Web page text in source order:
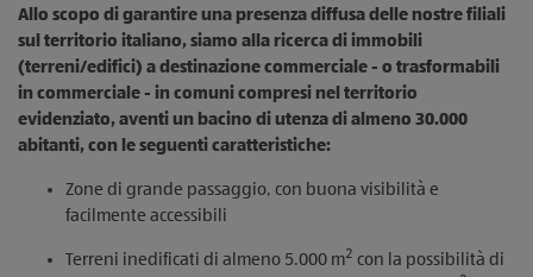
Allo scopo di garantire una presenza diffusa delle nostre filiali
sul territorio italiano, siamo alla ricerca di immobili
(terreni/edifici) a destinazione commerciale - o trasformabili
in commerciale - in comuni compresi nel territorio
evidenziato, aventi un bacino di utenza di almeno 30.000
abitanti, con le seguenti caratteristiche:
Zone di grande passaggio, con buona visibilità e
facilmente accessibili
Terreni inedificati di almeno 5.000 m2 con la possibilità di